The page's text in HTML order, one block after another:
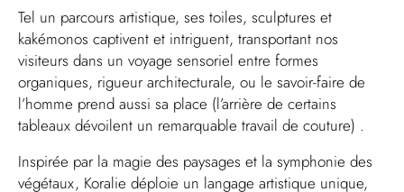
Tel un parcours artistique, ses toiles, sculptures et
kakémonos captivent et intriguent, transportant nos
visiteurs dans un voyage sensoriel entre formes
organiques, rigueur architecturale, ou le savoir-faire de
l’homme prend aussi sa place (l’arrière de certains
tableaux dévoilent un remarquable travail de couture) .
Inspirée par la magie des paysages et la symphonie des
végétaux, Koralie déploie un langage artistique unique,